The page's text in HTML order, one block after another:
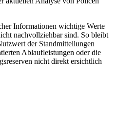
Informationen wichtige Werte
nachvollziehbar sind. So bleibt
der Standmitteilungen
Ablaufleistungen oder die
nicht direkt ersichtlich